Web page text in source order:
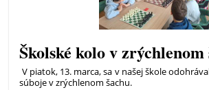
Školské kolo v zrýchlenom
V piatok, 13. marca, sa v našej škole
súboje v zrýchlenom šachu.